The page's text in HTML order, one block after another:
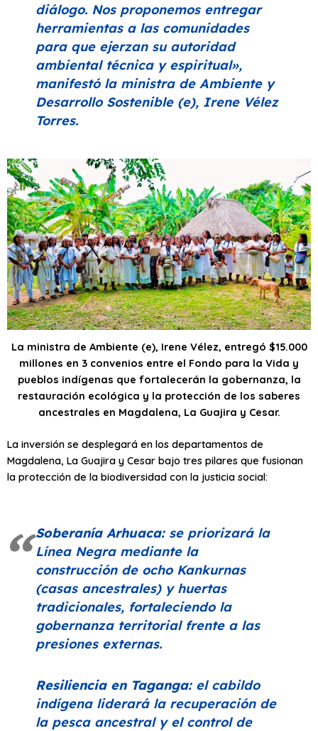
diálogo. Nos proponemos entregar
herramientas a las comunidades
para que ejerzan su autoridad
ambiental técnica y espiritual»,
manifestó la ministra de Ambiente y
Desarrollo Sostenible (e), Irene Vélez
Torres.
La ministra de Ambiente (e), Irene Vélez, entregó $15.000
millones en 3 convenios entre el Fondo para la Vida y
pueblos indígenas que fortalecerán la gobernanza, la
restauración ecológica y la protección de los saberes
ancest​rales en Magdalena, La Guajira y Cesar.
La inversión se desplegará en los departamentos de
Magdalena, La Guajira y Cesar bajo tres pilares que fusionan
la protección de la biodiversidad con la justicia social:
Soberanía Arhuaca:se priorizará la
Línea Negra mediante la
construcción de ocho Kankurnas
(casas ancestrales) y huertas
tradicionales, fortaleciendo la
gobernanza territorial frente a las
presiones externas.
Resiliencia en Taganga:el cabildo
indígena liderará la recuperación de
la pesca ancestral y el control de